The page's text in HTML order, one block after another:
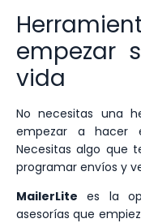
empezar
vida
No necesitas una
empezar a hacer
Necesitas algo que
programar envíos y
MailerLite es la
asesorías que